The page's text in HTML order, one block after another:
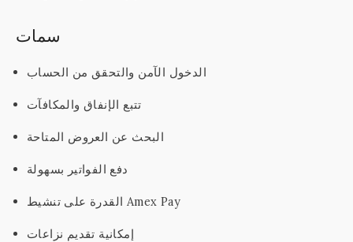
سمات
الدخول الآمن والتحقق من الحساب
تتبع الإنفاق والمكافآت
البحث عن العروض المتاحة
دفع الفواتير بسهولة
القدرة على تنشيط Amex Pay
إمكانية تقديم نزاعات